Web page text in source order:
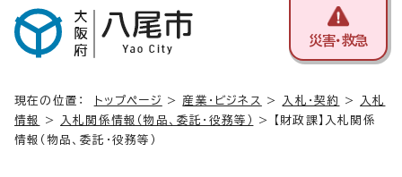
災害・救急
現在の位置： トップページ > 産業・ビジネス > 入札・契約 >
入札
情報
> 入札関係情報（物品、委託・役務等）
> 【財政課】入札関係
情報（物品、委託・役務等）